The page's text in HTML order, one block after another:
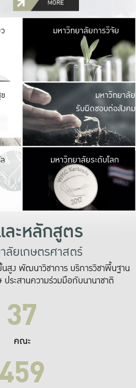
มหาวิ
มีพื้นที่เขียวสดใส
เป็นป่าในเมือง เกษต
มหาวิทยาลัยการวิจัย
มหาวิ
ค
เปิดประ
และพบเรื่องราวใ
มหาวิทยาลัย
รับผิดชอบต่อสังคม
มหาวิ
เปลี่ยนแปลง แล
เพื่อทำง
ระบบสารสนเทศ
มหาวิทยาลัยระดับโลก
ะหลักสูตร
ลัยเกษตรศาสตร์
ง พัฒนาวิชาการ บริการวิชาพื้นฐาน
ประสานความร่วมมือกับนานาชาติ
37
คณะ
459